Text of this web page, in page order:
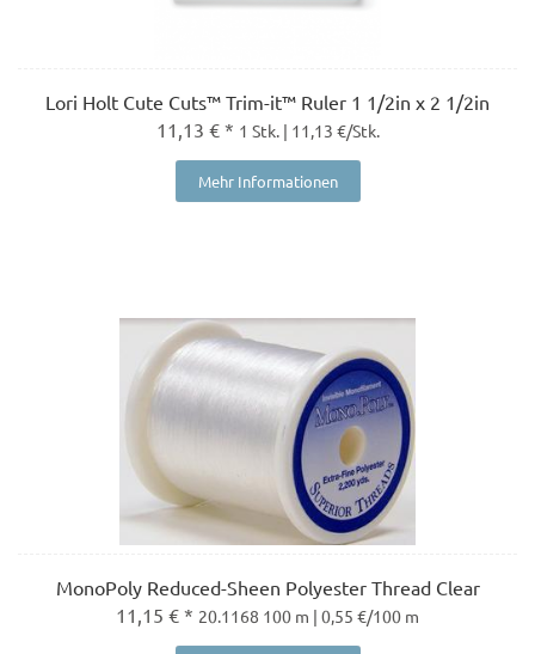
Lori Holt Cute Cuts™ Trim-it™ Ruler 1 1/2in x 2 1/2in
11,13 € * 1 Stk. | 11,13 €/Stk.
Mehr Informationen
MonoPoly Reduced-Sheen Polyester Thread Clear
11,15 € * 20.1168 100 m | 0,55 €/100 m